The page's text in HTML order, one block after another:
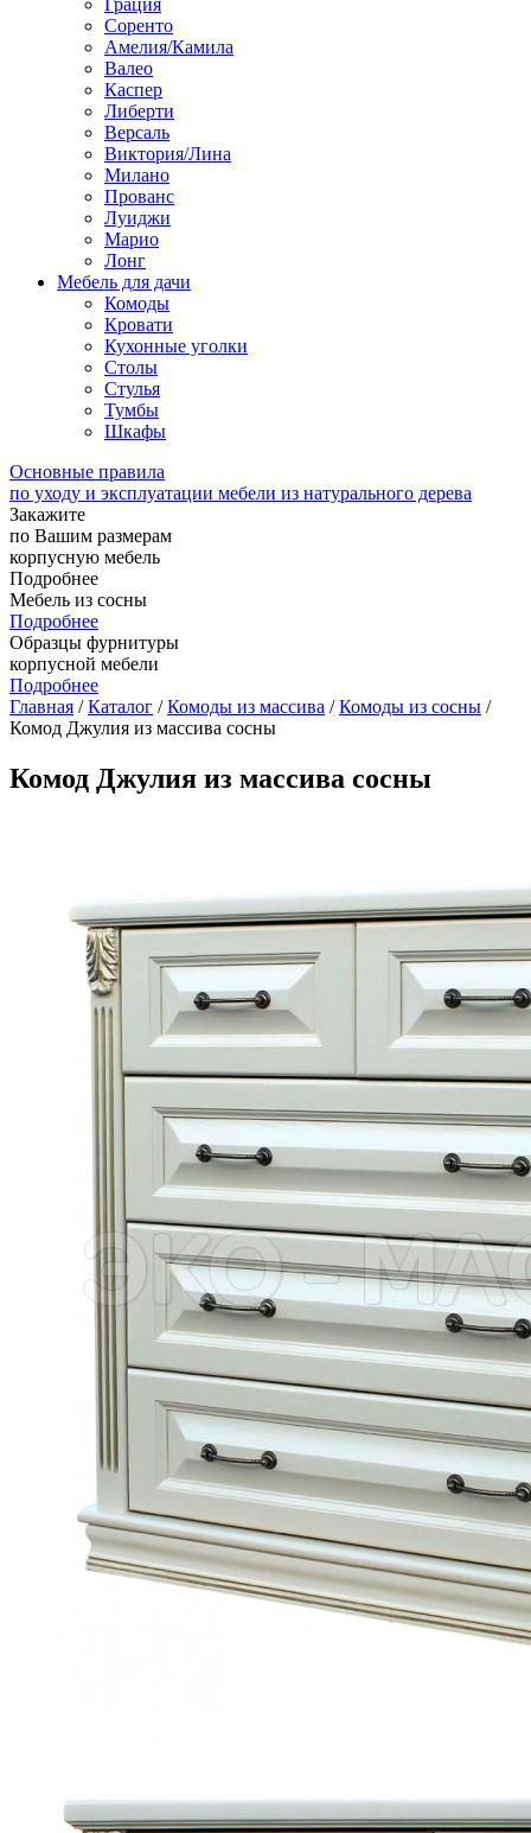
Грация
Соренто
Амелия/Камила
Валео
Каспер
Либерти
Версаль
Виктория/Лина
Милано
Прованс
Луиджи
Марио
Лонг
Мебель для дачи
Комоды
Кровати
Кухонные уголки
Столы
Стулья
Тумбы
Шкафы
Основные правила
по уходу и эксплуатации мебели из натурального дерева
Закажите
по Вашим размерам
корпусную мебель
Подробнее
Мебель из сосны
Подробнее
Образцы фурнитуры
корпусной мебели
Подробнее
Главная /Каталог /Комоды из массива /Комоды из сосны /
Комод Джулия из массива сосны
Комод Джулия из массива сосны